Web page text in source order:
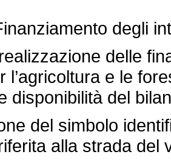
degli
delle
l’agricoltura e le
disponibilità del
del simbolo
alla strada del